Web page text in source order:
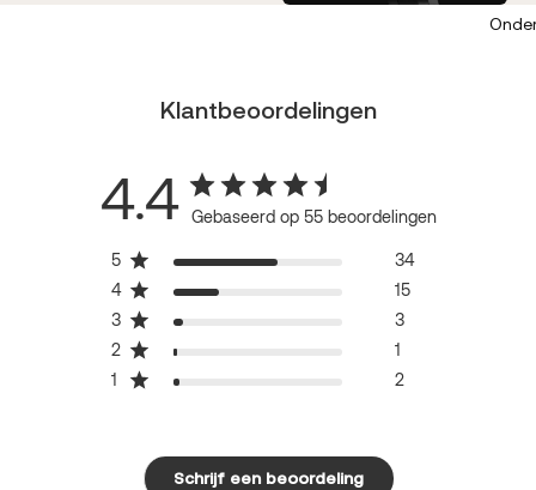
Klantbeoordelingen
4.4 Gebaseerd op 55 beoordelingen
5
34
4
15
3
3
2
1
1
2
Schrijf een beoordeling